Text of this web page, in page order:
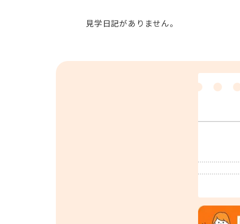
見学日記がありません。